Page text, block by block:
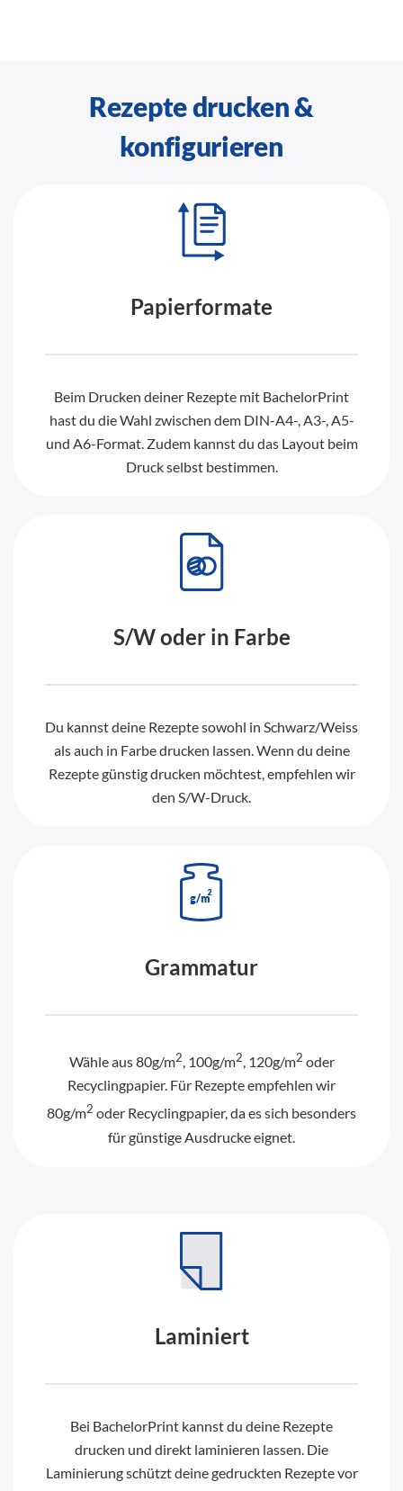
Rezepte drucken &
konfigurieren
Papierformate
Beim Drucken deiner Rezepte mit BachelorPrint
hast du die Wahl zwischen dem DIN-A4-, A3-, A5-
und A6-Format. Zudem kannst du das Layout beim
Druck selbst bestimmen.
S/W oder in Farbe
Du kannst deine Rezepte sowohl in Schwarz/Weiss
als auch in Farbe drucken lassen. Wenn du deine
Rezepte günstig drucken möchtest, empfehlen wir
den S/W-Druck.
Grammatur
Wähle aus 80g/m2, 100g/m2, 120g/m2 oder
Recyclingpapier. Für Rezepte empfehlen wir
80g/m2 oder Recyclingpapier, da es sich besonders
für günstige Ausdrucke eignet.
Laminiert
Bei BachelorPrint kannst du deine Rezepte
drucken und direkt laminieren lassen. Die
Laminierung schützt deine gedruckten Rezepte vor